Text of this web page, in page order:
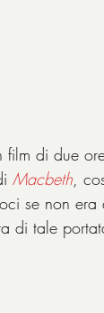
di due
Macbeth,
se non
di tale